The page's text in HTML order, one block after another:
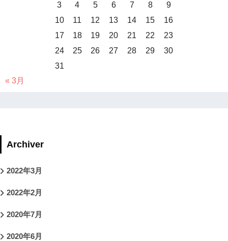
3
4 5 6 7 8
9
10
11 12 13 14 15
16
17
18 19 20 21 22
23
24
25 26 27 28 29
30
31
« 3月
Archiver
2022年3月
2022年2月
2020年7月
2020年6月